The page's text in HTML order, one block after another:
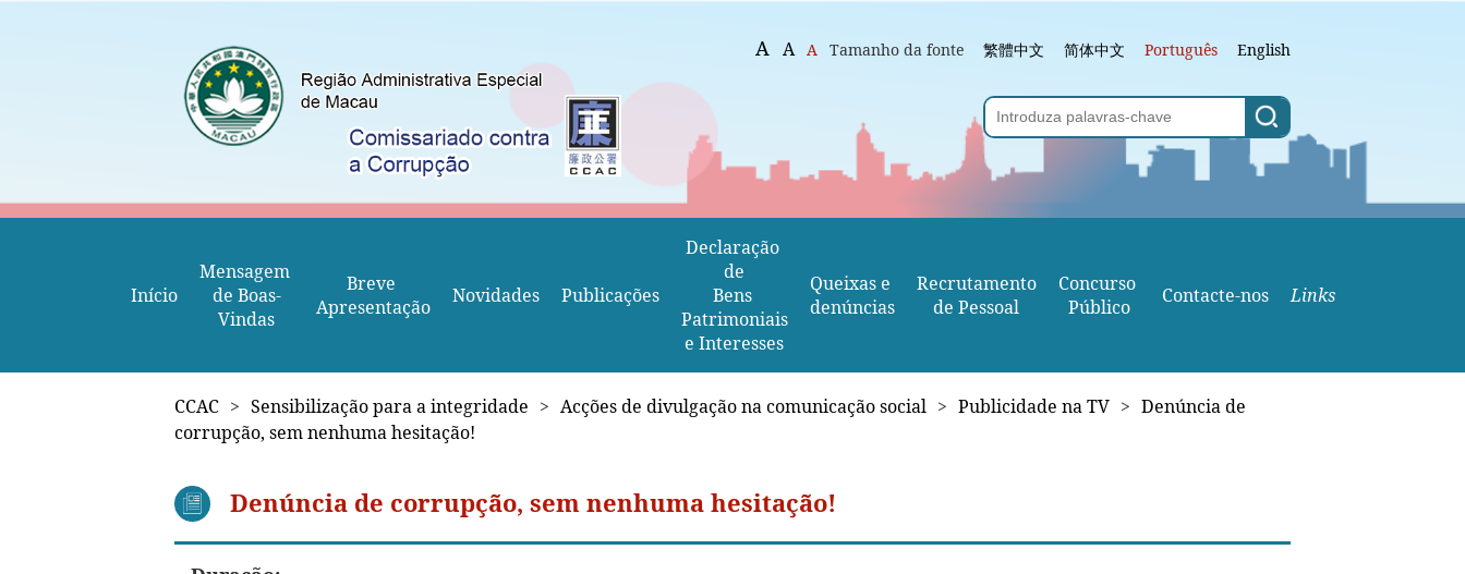
A A A Tamanho da fonte 繁體中文 简体中文 Português English
Início
Mensagem
de Boas-
Vindas
Breve
Apresentação
Novidades Publicações
Declaração
de
Bens
Patrimoniais
e Interesses
Queixas e
denúncias
Recrutamento
de Pessoal
Concurso
Público
Contacte-nos Links
CCAC > Sensibilização para a integridade > Acções de divulgação na comunicação social > Publicidade na TV > Denúncia de
corrupção, sem nenhuma hesitação!
Denúncia de corrupção, sem nenhuma hesitação!